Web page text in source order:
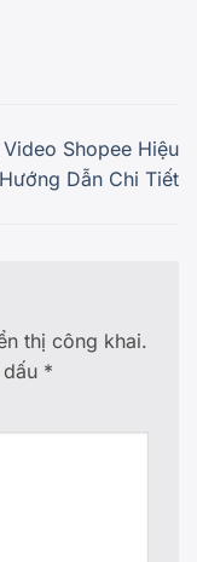
Shopee Hiệu
Dẫn Chi Tiết
thị công khai.
*